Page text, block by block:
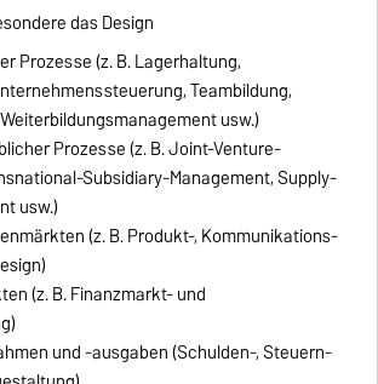
das Design
Prozesse (z. B. Lagerhaltung,
Teambildung,
usw.)
Prozesse (z. B. Joint-Venture-
Subsidiary-Management, Supply-
usw.)
(z. B. Produkt-, Kommunikations-
(z. B. Finanzmarkt- und
und -ausgaben (Schulden-, Steuern-